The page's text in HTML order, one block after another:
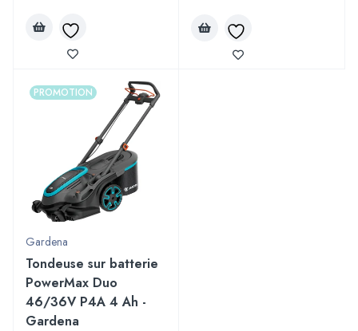
PROMOTION
Gardena
Tondeuse sur batterie
PowerMax Duo
46/36V P4A 4 Ah -
Gardena